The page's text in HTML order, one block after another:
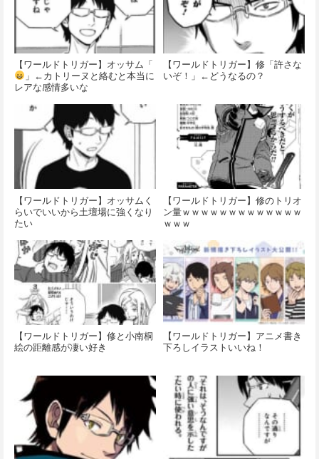
【ワールドトリガー】オッサム「
」←カトリーヌと絡むと本当に
レアな感情多いな
【ワールドトリガー】修「許さな
いぞ！」←どうなるの？
【ワールドトリガー】オッサムく
らいでいいから土壇場に強くなり
たい
【ワールドトリガー】修のトリオ
ン量ｗｗｗｗｗｗｗｗｗｗｗｗｗ
ｗｗｗ
【ワールドトリガー】修と小南桐
絵の距離感が凄い好き
【ワールドトリガー】アニメ書き
下ろしイラストいいね！